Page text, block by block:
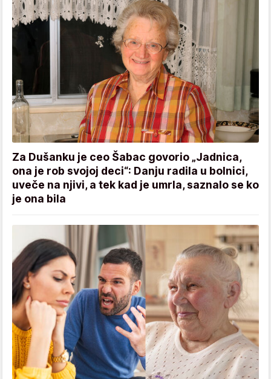
Za Dušanku je ceo Šabac govorio „Jadnica,
ona je rob svojoj deci“: Danju radila u bolnici,
uveče na njivi, a tek kad je umrla, saznalo se ko
je ona bila